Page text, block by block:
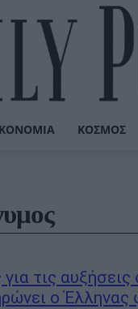
ΚΌΣΜΟΣ
τις
ο Έλληνας